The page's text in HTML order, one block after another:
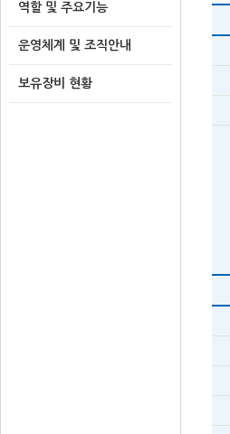
역할 및 주요기능
운영체계 및 조직안내
보유장비 현황